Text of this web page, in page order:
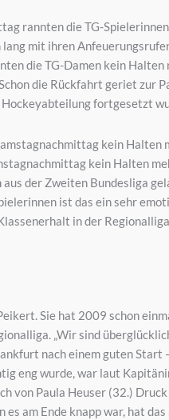
rannten die TG-
mit ihren
die TG-Damen kein
die Rückfahrt geriet zur
fortgesetzt
kein Halten
der Zweiten Bundesliga
ist das ein sehr
in der
Sie hat 2009 schon
„Wir sind
nach einem guten
eng wurde, war laut
von Paula Heuser (32.)
es am Ende knapp war, hat